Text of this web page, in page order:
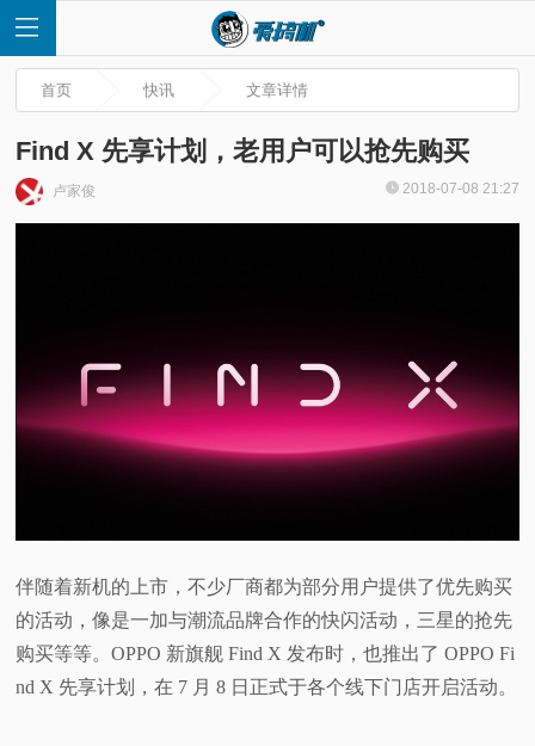
频
科
首页 快讯 文章详情
Find X 先享计划，老用户可以抢先购买
卢家俊 2018-07-08 21:27
伴随着新机的上市，不少厂商都为部分用户提供了优先购买
的活动，像是一加与潮流品牌合作的快闪活动，三星的抢先
购买等等。OPPO 新旗舰 Find X 发布时，也推出了 OPPO Fi
nd X 先享计划，在 7 月 8 日正式于各个线下门店开启活动。